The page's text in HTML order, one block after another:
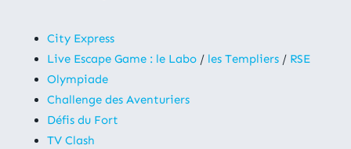
City Express
Live Escape Game : le Labo/ les Templiers/ RSE
Olympiade
Challenge des Aventuriers
Défis du Fort
TV Clash